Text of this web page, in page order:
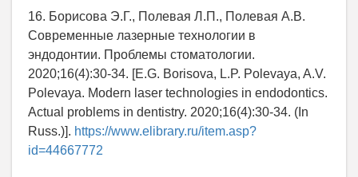
16. Борисова Э.Г., Полевая Л.П., Полевая А.В.
Современные лазерные технологии в
эндодонтии. Проблемы стоматологии.
2020;16(4):30-34. [E.G. Borisova, L.P. Polevaya, A.V.
Polevaya. Modern laser technologies in endodontics.
Actual problems in dentistry. 2020;16(4):30-34. (In
Russ.)]. https://www.elibrary.ru/item.asp?
id=44667772